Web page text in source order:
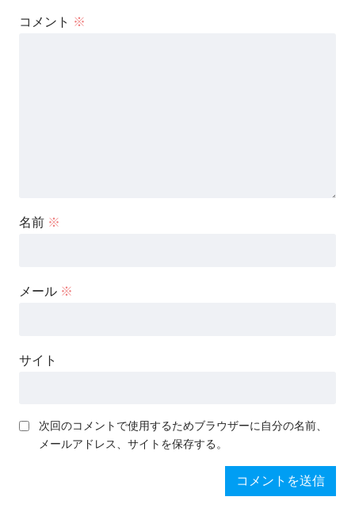
コメント ※
名前 ※
メール ※
サイト
次回のコメントで使用するためブラウザーに自分の名前、
メールアドレス、サイトを保存する。